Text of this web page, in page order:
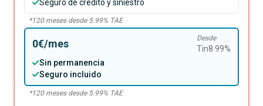
Seguro de crédito y siniestro
*120meses desde 5.99% TAE
0€/mes Desde
Tin8.99%
Sin permanencia
Seguro incluido
*120meses desde 5.99% TAE